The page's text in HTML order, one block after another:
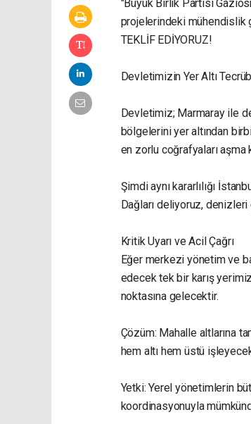
"Büyük Birlik Partisi
projelerindeki mühendislik
TEKLİF EDİYORUZ!
Devletimizin Yer Altı
Devletimiz; Marmaray ile
bölgelerini yer altından
en zorlu coğrafyaları aşma
Şimdi aynı kararlılığı
Dağları deliyoruz,
Kritik Uyarı ve Acil Çağrı
Eğer merkezi yönetim ve
edecek tek bir karış
noktasına gelecektir.
Çözüm: Mahalle altlarına
hem altı hem üstü
Yetki: Yerel yönetimlerin
koordinasyonuyla